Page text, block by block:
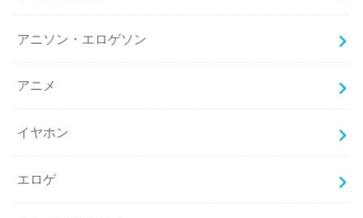
アニソン・エロゲソン
アニメ
イヤホン
エロゲ